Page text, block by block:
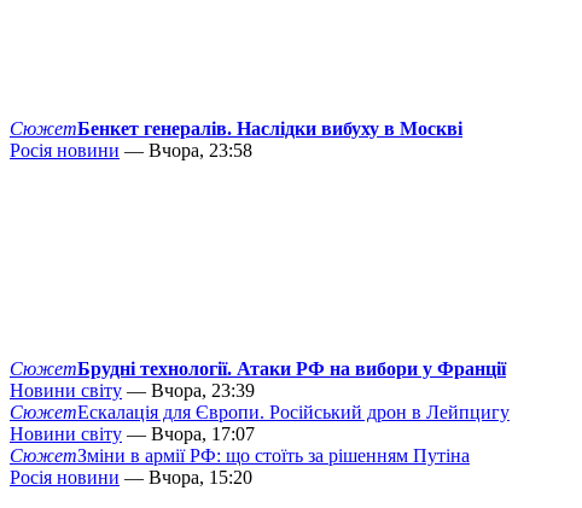
СюжетБенкет генералів. Наслідки вибуху в Москві
Росія новини — Вчора, 23:58
СюжетБрудні технології. Атаки РФ на вибори у Франції
Новини світу — Вчора, 23:39
СюжетЕскалація для Європи. Російський дрон в Лейпцигу
Новини світу — Вчора, 17:07
СюжетЗміни в армії РФ: що стоїть за рішенням Путіна
Росія новини — Вчора, 15:20